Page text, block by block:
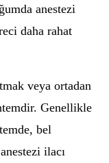
anestezi
daha rahat
veya ortadan
Genellikle
bel
ilacı